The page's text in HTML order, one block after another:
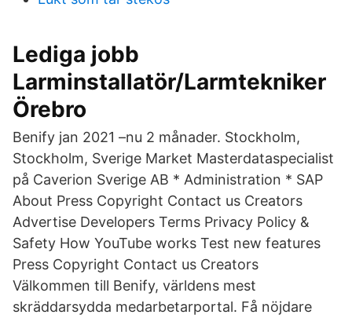
Lediga jobb
Larminstallatör/Larmtekniker
Örebro
Benify jan 2021 –nu 2 månader. Stockholm,
Stockholm, Sverige Market Masterdataspecialist
på Caverion Sverige AB * Administration * SAP
About Press Copyright Contact us Creators
Advertise Developers Terms Privacy Policy &
Safety How YouTube works Test new features
Press Copyright Contact us Creators
Välkommen till Benify, världens mest
skräddarsydda medarbetarportal. Få nöjdare